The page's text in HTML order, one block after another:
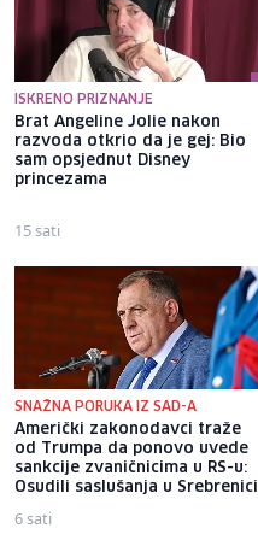
ISKRENO PRIZNANJE
Brat Angeline Jolie nakon
razvoda otkrio da je gej: Bio
sam opsjednut Disney
princezama
15 sati
SNAŽNA PORUKA IZ SAD-A
Američki zakonodavci traže
od Trumpa da ponovo uvede
sankcije zvaničnicima u RS-u:
Osudili saslušanja u Srebrenici
6 sati